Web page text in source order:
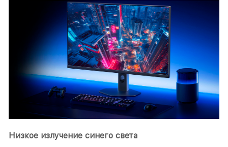
Низкое излучение синего света